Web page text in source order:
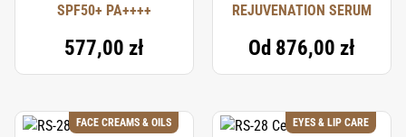
SPF50+ PA++++
577,00 zł
REJUVENATION SERUM
Od 876,00 zł
FACE CREAMS & OILS EYES & LIP CARE